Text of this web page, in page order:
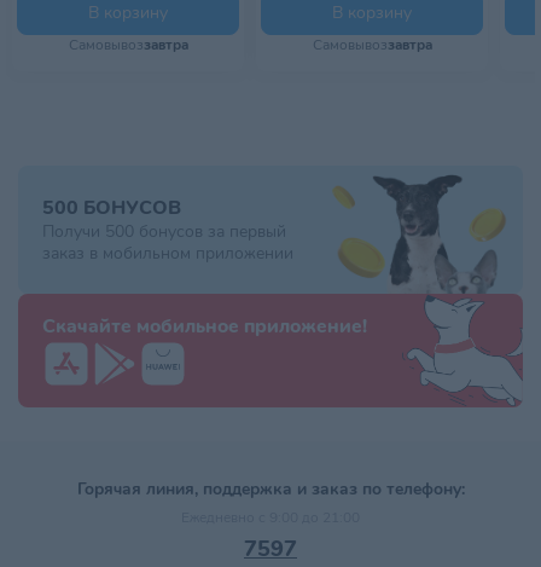
В корзину
Самовывоззавтра
В корзину
Самовывоззавтра
500 БОНУСОВ
Получи 500 бонусов за первый
заказ в мобильном приложении
Скачайте мобильное приложение!
Горячая линия, поддержка и заказ по телефону:
7597